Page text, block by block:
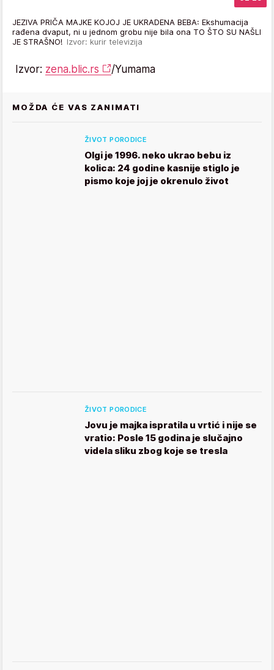
JEZIVA PRIČA MAJKE KOJOJ JE UKRADENA BEBA: Ekshumacija
rađena dvaput, ni u jednom grobu nije bila ona TO ŠTO SU NAŠLI
JE STRAŠNO! Izvor: kurir televizija
Izvor: zena.blic.rs /Yumama
MOŽDA ĆE VAS ZANIMATI
ŽIVOT PORODICE
Olgi je 1996. neko ukrao bebu iz
kolica: 24 godine kasnije stiglo je
pismo koje joj je okrenulo život
ŽIVOT PORODICE
Jovu je majka ispratila u vrtić i nije se
vratio: Posle 15 godina je slučajno
videla sliku zbog koje se tresla